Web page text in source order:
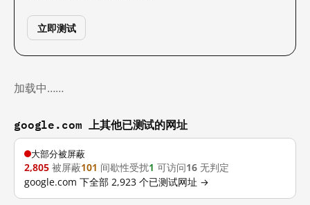
立即测试
加载中……
google.com 上其他已测试的网址
大部分被屏蔽
2,805 被屏蔽101 间歇性受扰1 可访问16 无判定
google.com 下全部 2,923 个已测试网址 →